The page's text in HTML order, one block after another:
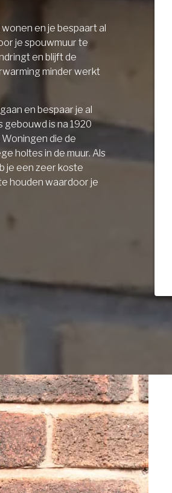
en je bespaart al
je spouwmuur te
en blijft de
minder werkt
en bespaar je al
gebouwd is na 1920
die de
holtes in de muur. Als
je een zeer koste
houden waardoor je